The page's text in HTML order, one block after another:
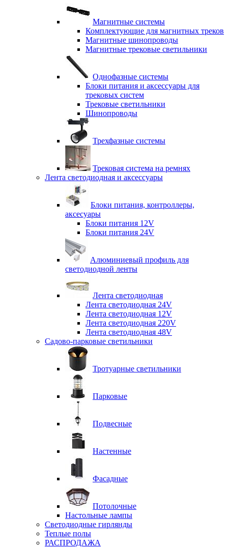
Магнитные системы
Комплектующие для магнитных треков
Магнитные шинопроводы
Магнитные трековые светильники
Однофазные системы
Блоки питания и аксессуары для
трековых систем
Трековые светильники
Шинопроводы
Трехфазные системы
Трековая система на ремнях
Лента светодиодная и аксессуары
Блоки питания, контроллеры,
аксесуары
Блоки питания 12V
Блоки питания 24V
Алюминиевый профиль для
светодиодной ленты
Лента светодиодная
Лента светодиодная 24V
Лента светодиодная 12V
Лента светодиодная 220V
Лента светодиодная 48V
Садово-парковые светильники
Тротуарные светильники
Парковые
Подвесные
Настенные
Фасадные
Потолочные
Настольные лампы
Светодиодные гирлянды
Теплые полы
РАСПРОДАЖА